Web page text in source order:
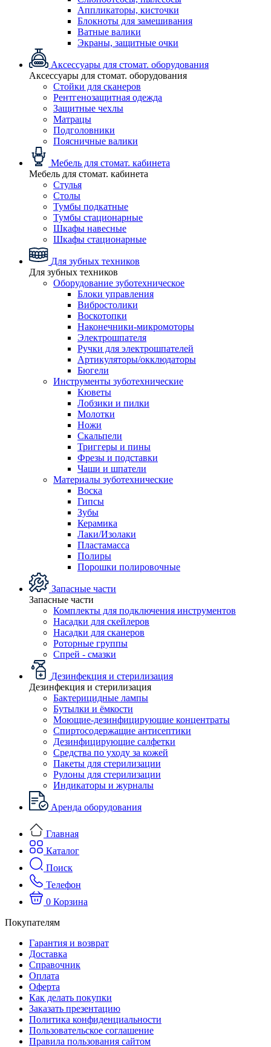
Аппликаторы, кисточки
Блокноты для замешивания
Ватные валики
Экраны, защитные очки
Аксессуары для стомат. оборудования
Аксессуары для стомат. оборудования
Стойки для сканеров
Рентгенозащитная одежда
Защитные чехлы
Матрацы
Подголовники
Поясничные валики
Мебель для стомат. кабинета
Мебель для стомат. кабинета
Стулья
Столы
Тумбы подкатные
Тумбы стационарные
Шкафы навесные
Шкафы стационарные
Для зубных техников
Для зубных техников
Оборудование зуботехническое
Блоки управления
Вибростолики
Воскотопки
Наконечники-микромоторы
Электрошпателя
Ручки для электрошпателей
Артикуляторы/окклюдаторы
Бюгели
Инструменты зуботехнические
Кюветы
Лобзики и пилки
Молотки
Ножи
Скальпели
Триггеры и пины
Фрезы и подставки
Чаши и шпатели
Материалы зуботехнические
Воска
Гипсы
Зубы
Керамика
Лаки/Изолаки
Пластамасса
Полиры
Порошки полировочные
Запасные части
Запасные части
Комплекты для подключения инструментов
Насадки для скейлеров
Насадки для сканеров
Роторные группы
Спрей - смазки
Дезинфекция и стерилизация
Дезинфекция и стерилизация
Бактерицидные лампы
Бутылки и ёмкости
Моющие-дезинфицирующие концентраты
Спиртосодержащие антисептики
Дезинфицирующие салфетки
Средства по уходу за кожей
Пакеты для стерилизации
Рулоны для стерилизации
Индикаторы и журналы
Аренда оборудования
Главная
Каталог
Поиск
Телефон
0 Корзина
Покупателям
Гарантия и возврат
Доставка
Справочник
Оплата
Оферта
Как делать покупки
Заказать презентацию
Политика конфиденциальности
Пользовательское соглашение
Правила пользования сайтом